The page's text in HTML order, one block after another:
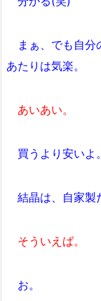
まぁ、でも自分
あたりは気楽。
あいあい。
買うより安いよ。
結晶は、自家製
そういえば。
お。